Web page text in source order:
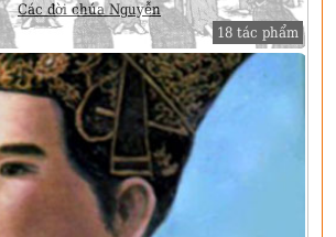
Các đời chúa Nguyễn
18 tác phẩm